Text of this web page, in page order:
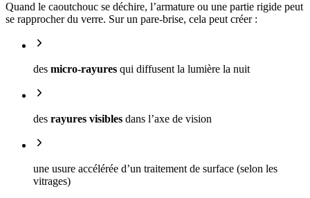
Quand le caoutchouc se déchire, l’armature ou une partie rigide peut
se rapprocher du verre. Sur un pare-brise, cela peut créer :
des micro-rayures qui diffusent la lumière la nuit
des rayures visibles dans l’axe de vision
une usure accélérée d’un traitement de surface (selon les
vitrages)